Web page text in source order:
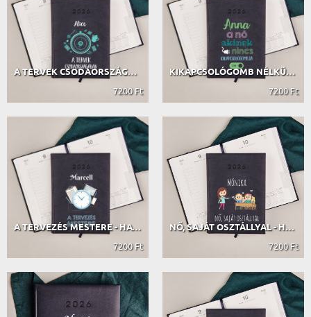
A TERVEK CSODAORSZÁGÁBAN - HATÁRIDŐ...
7200 Ft
KIKAPCSOLÓGOMB NÉLKÜLI - HATÁRIDŐNAPLÓ
7200 Ft
A TERVEZÉS MESTERE - HATÁRIDŐNAPLÓ
7200 Ft
NŐ, SAJÁT OSZTÁLLYAL - HATÁRIDŐNAPLÓ
7200 Ft